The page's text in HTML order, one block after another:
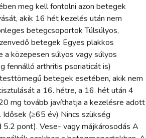
meg kell fontolni azon betegek
akik 16 hét kezelés után nem
betegcsoportok Túlsúlyos,
betegek Egyes plakkos
a közepesen súlyos vagy súlyos
fennálló arthritis psoriaticát is)
betegek esetében, akik nem
a 16. hétre, a 16. hét után 4
mg tovább javíthatja a kezelésre adott
(≥65 év) Nincs szükség
5.2 pont). Vese- vagy májkárosodás A